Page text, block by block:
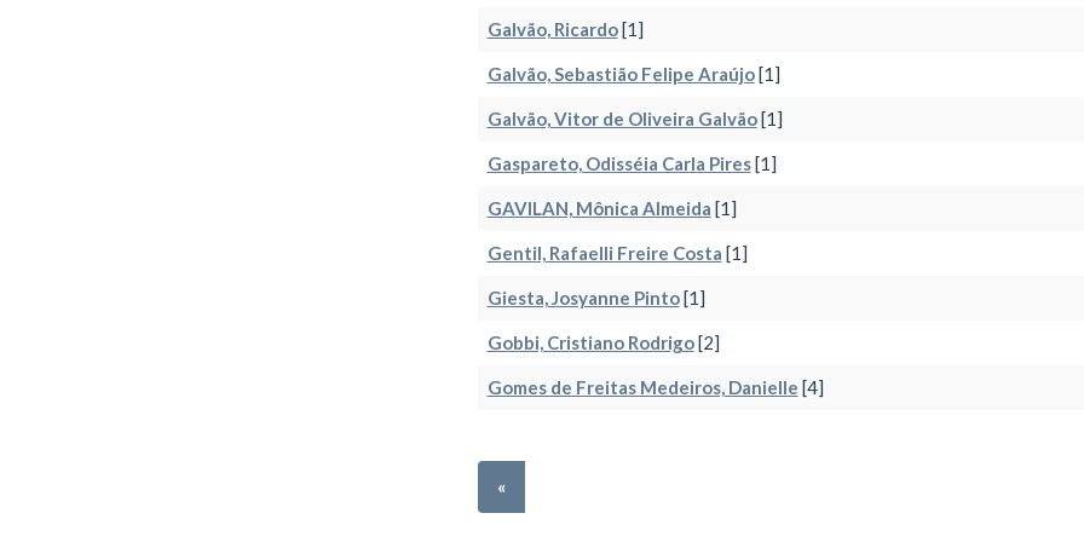
Galvão, Ricardo[1]
Galvão, Sebastião Felipe Araújo[1]
Galvão, Vitor de Oliveira Galvão[1]
Gaspareto, Odisséia Carla Pires[1]
GAVILAN, Mônica Almeida [1]
Gentil, Rafaelli Freire Costa [1]
Giesta, Josyanne Pinto[1]
Gobbi, Cristiano Rodrigo[2]
Gomes de Freitas Medeiros, Danielle [4]
«